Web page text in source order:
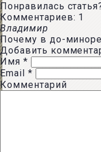
Понравилась
Комментариев: 1
Владимир
Почему в до-
Добавить
Имя *
Email *
Комментарий